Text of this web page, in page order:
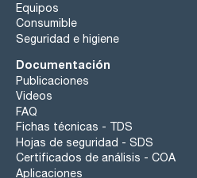
Equipos
Consumible
Seguridad e higiene
Documentación
Publicaciones
Videos
FAQ
Fichas técnicas - TDS
Hojas de seguridad - SDS
Certificados de análisis - COA
Aplicaciones